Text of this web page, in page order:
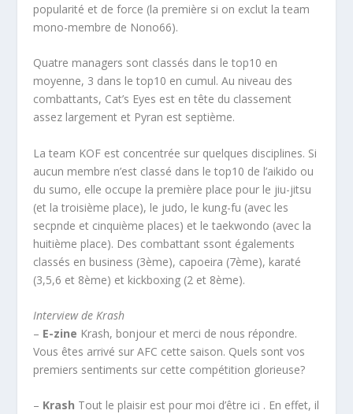
popularité et de force (la première si on exclut la team
mono-membre de Nono66).
Quatre managers sont classés dans le top10 en
moyenne, 3 dans le top10 en cumul. Au niveau des
combattants, Cat’s Eyes est en tête du classement
assez largement et Pyran est septième.
La team KOF est concentrée sur quelques disciplines. Si
aucun membre n’est classé dans le top10 de l’aikido ou
du sumo, elle occupe la première place pour le jiu-jitsu
(et la troisième place), le judo, le kung-fu (avec les
secpnde et cinquième places) et le taekwondo (avec la
huitième place). Des combattant ssont égalements
classés en business (3ème), capoeira (7ème), karaté
(3,5,6 et 8ème) et kickboxing (2 et 8ème).
Interview de Krash
– E-zine Krash, bonjour et merci de nous répondre.
Vous êtes arrivé sur AFC cette saison. Quels sont vos
premiers sentiments sur cette compétition glorieuse?
– Krash Tout le plaisir est pour moi d’être ici . En effet, il